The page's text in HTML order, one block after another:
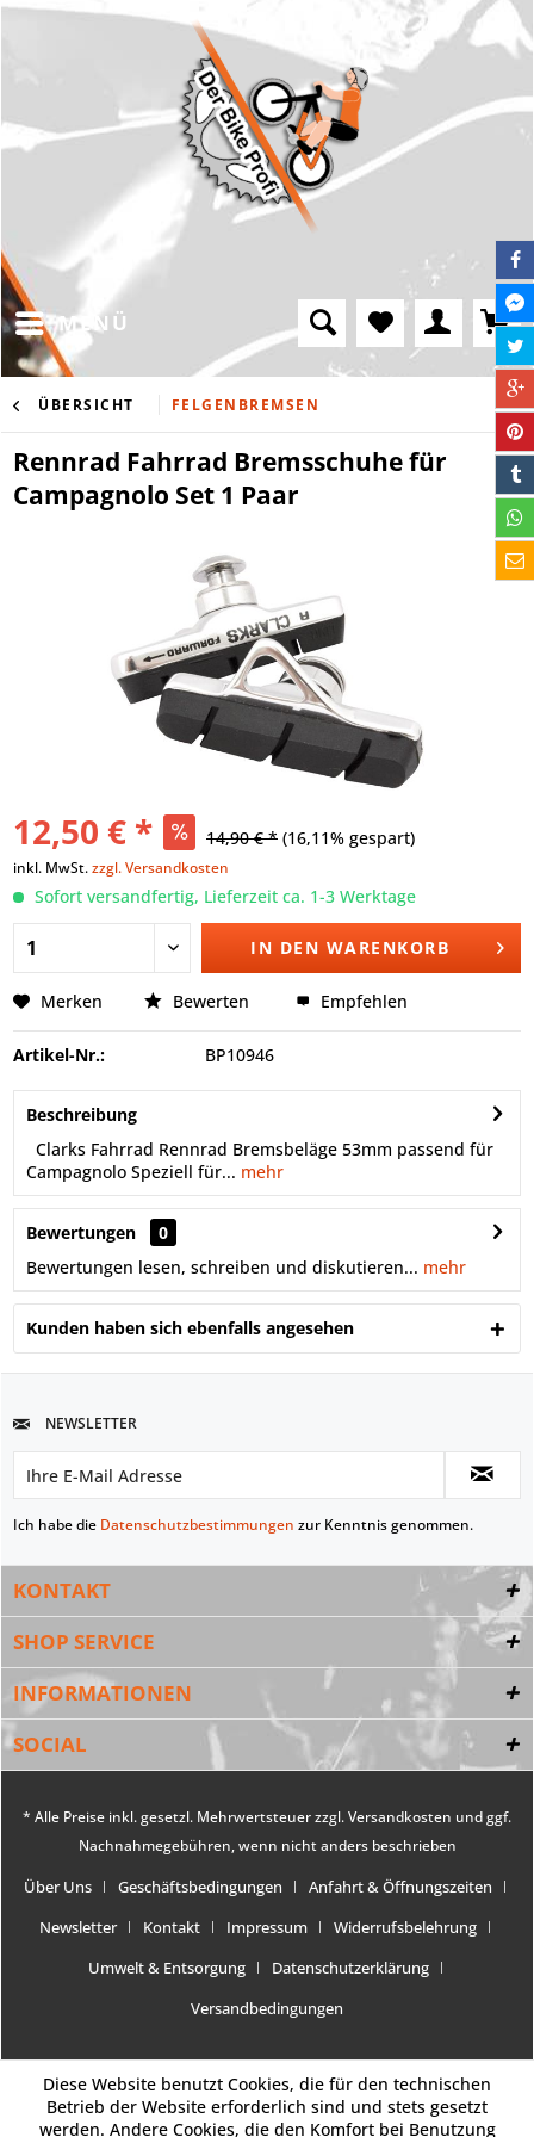
MENÜ
ÜBERSICHT FELGENBREMSEN
Rennrad Fahrrad Bremsschuhe für
Campagnolo Set 1 Paar
12,50 € * 14,90 € * (16,11% gespart)
inkl. MwSt.zzgl. Versandkosten
Sofort versandfertig, Lieferzeit ca. 1-3 Werktage
IN DEN WARENKORB
Merken Bewerten Empfehlen
Artikel-Nr.: BP10946
Beschreibung
Clarks Fahrrad Rennrad Bremsbeläge 53mm passend für
Campagnolo Speziell für... mehr
Bewertungen
0
Bewertungen lesen, schreiben und diskutieren... mehr
Kunden haben sich ebenfalls angesehen
NEWSLETTER
Ich habe die Datenschutzbestimmungen zur Kenntnis genommen.
KONTAKT
SHOP SERVICE
INFORMATIONEN
SOCIAL
* Alle Preise inkl. gesetzl. Mehrwertsteuer zzgl.Versandkosten und ggf.
Nachnahmegebühren, wenn nicht anders beschrieben
Über Uns Geschäftsbedingungen
Anfahrt & Öffnungszeiten
Newsletter
Kontakt Impressum
Widerrufsbelehrung
Umwelt & Entsorgung
Datenschutzerklärung
Versandbedingungen
Diese Website benutzt Cookies, die für den technischen
Betrieb der Website erforderlich sind und stets gesetzt
werden. Andere Cookies, die den Komfort bei Benutzung